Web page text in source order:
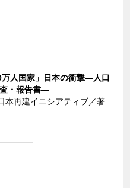
人国家」日本の衝撃―人口
・報告書―
再建イニシアティブ／著